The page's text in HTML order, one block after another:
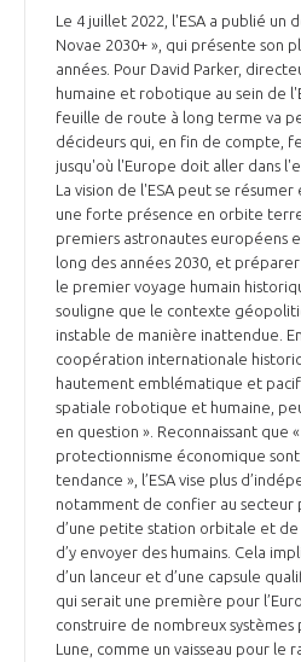
Le 4 juillet 2022, l'ESA a publié un
Novae 2030+ », qui présente son
années. Pour David Parker,
humaine et robotique au sein de
feuille de route à long terme va
décideurs qui, en fin de compte,
jusqu'où l'Europe doit aller dans
La vision de l'ESA peut se
une forte présence en orbite
premiers astronautes européens
long des années 2030, et
le premier voyage humain
souligne que le contexte
instable de manière inattendue.
coopération internationale
hautement emblématique et
spatiale robotique et humaine,
en question ». Reconnaissant que
protectionnisme économique
tendance », l’ESA vise plus
notamment de confier au secteur
d’une petite station orbitale et
d’y envoyer des humains. Cela
d’un lanceur et d’une capsule
qui serait une première pour
construire de nombreux systèmes
Lune, comme un vaisseau pour le